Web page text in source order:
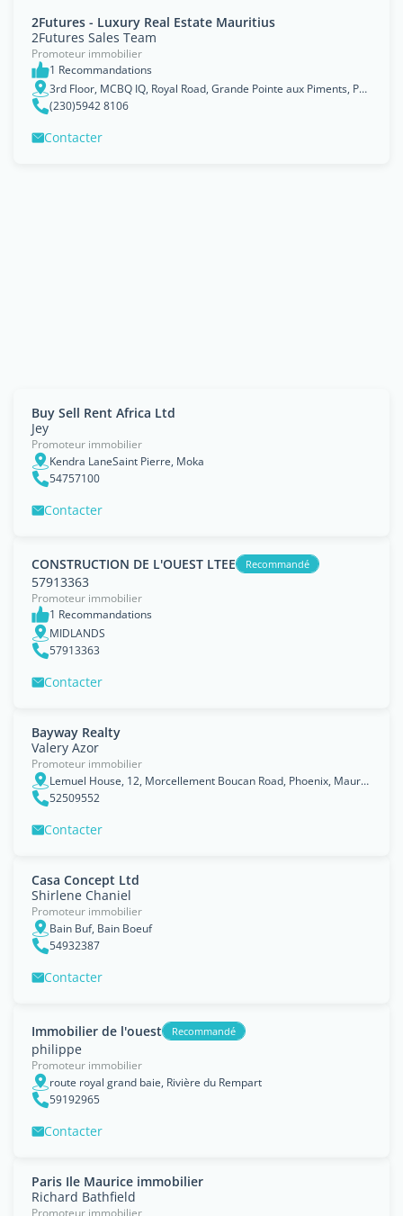
2Futures - Luxury Real Estate Mauritius
2Futures Sales Team
Promoteur immobilier
1 Recommandations
3rd Floor, MCBQ IQ, Royal Road, Grande Pointe aux Piments, Pamplemousses
(230)5942 8106
Contacter
Buy Sell Rent Africa Ltd
Jey
Promoteur immobilier
Kendra LaneSaint Pierre, Moka
54757100
Contacter
CONSTRUCTION DE L'OUEST LTEE Recommandé
57913363
Promoteur immobilier
1 Recommandations
MIDLANDS
57913363
Contacter
Bayway Realty
Valery Azor
Promoteur immobilier
Lemuel House, 12, Morcellement Boucan Road, Phoenix, Mauritius Postal Address: Lemuel P.O. Box 11, Quatre Bornes, Mauritius, Plaines Wilhems
52509552
Contacter
Casa Concept Ltd
Shirlene Chaniel
Promoteur immobilier
Bain Buf, Bain Boeuf
54932387
Contacter
Immobilier de l'ouest Recommandé
philippe
Promoteur immobilier
route royal grand baie, Rivière du Rempart
59192965
Contacter
Paris Ile Maurice immobilier
Richard Bathfield
Promoteur immobilier